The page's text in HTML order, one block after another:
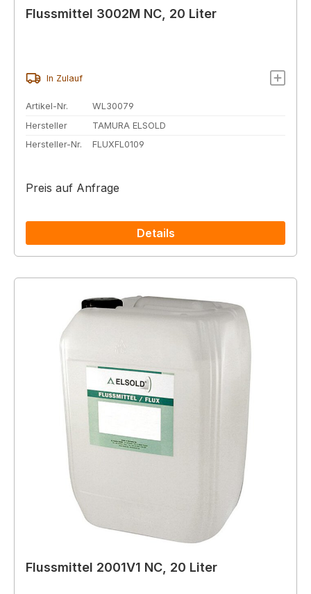
Flussmittel 3002M NC, 20 Liter
In Zulauf
Artikel-Nr.
WL30079
Hersteller
TAMURA ELSOLD
Hersteller-Nr.
FLUXFL0109
Preis auf Anfrage
Details
Flussmittel 2001V1 NC, 20 Liter